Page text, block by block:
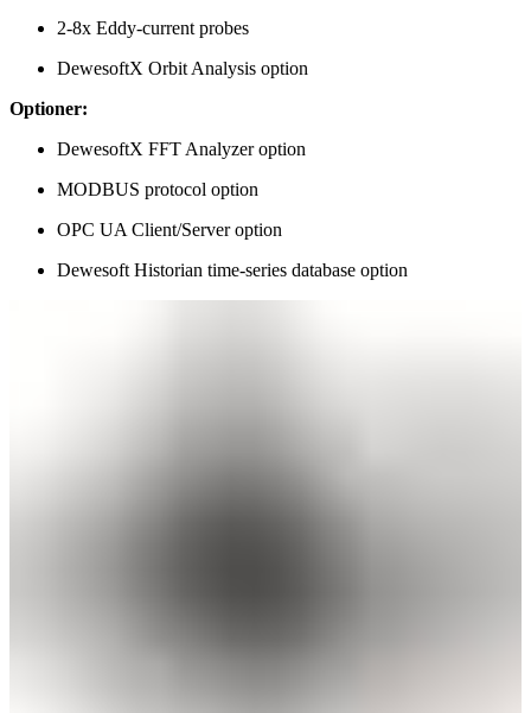
2-8x Eddy-current probes
DewesoftX Orbit Analysis option
Optioner:
DewesoftX FFT Analyzer option
MODBUS protocol option
OPC UA Client/Server option
Dewesoft Historian time-series database option